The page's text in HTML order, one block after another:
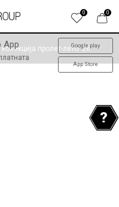
0
0
App Google play
App Store
пролет-лето '26